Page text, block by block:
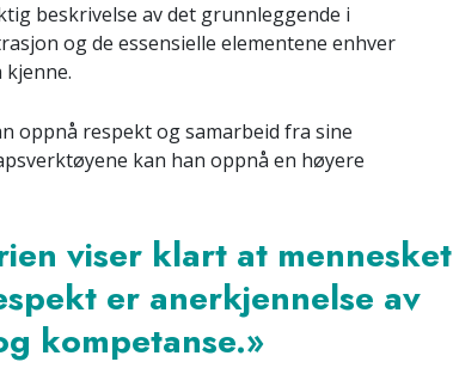
beskrivelse av det grunnleggende i
og de essensielle elementene enhver
kjenne.
oppnå respekt og samarbeid fra sine
kan han oppnå en høyere
viser klart at mennesket
er anerkjennelse av
kompetanse.»